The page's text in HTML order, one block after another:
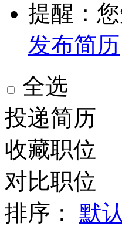
提醒：
发布简历
全选
投递简历
收藏职位
对比职位
排序：
默认